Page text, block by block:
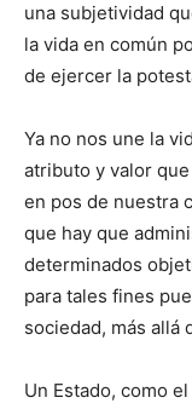
una subjetividad
la vida en común
de ejercer la
Ya no nos une la
atributo y valor
en pos de nuestra
que hay que
determinados
para tales fines
sociedad, más allá
Un Estado, como